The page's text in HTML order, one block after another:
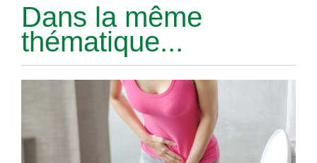
Dans la même
thématique...